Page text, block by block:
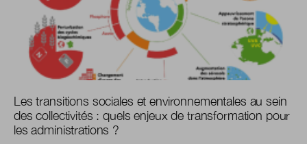
Les transitions sociales et environnementales au sein
des collectivités : quels enjeux de transformation pour
les administrations ?